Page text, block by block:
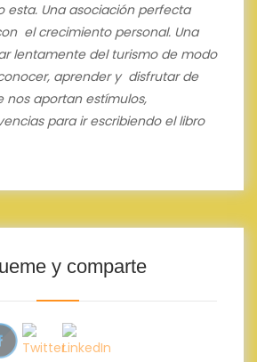
esta. Una asociación perfecta
el crecimiento personal. Una
lentamente del turismo de modo
aprender y disfrutar de
nos aportan estímulos,
para ir escribiendo el libro
y comparte